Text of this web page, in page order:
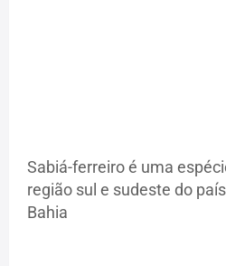
Sabiá-ferreiro é uma
região sul e sudeste do
Bahia